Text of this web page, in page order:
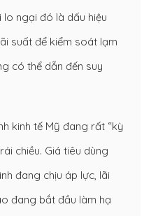
ngại đó là dấu hiệu
suất để kiểm soát lạm
có thể dẫn đến suy
kinh tế Mỹ đang rất “kỳ
chiều. Giá tiêu dùng
đang chịu áp lực, lãi
đang bắt đầu làm hạ